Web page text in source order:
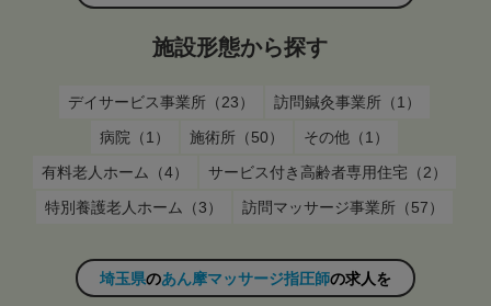
施設形態から探す
デイサービス事業所（23）
訪問鍼灸事業所（1）
病院（1）
施術所（50）
その他（1）
有料老人ホーム（4）
サービス付き高齢者専用住宅（2）
特別養護老人ホーム（3）
訪問マッサージ事業所（57）
埼玉県のあん摩マッサージ指圧師の求人を